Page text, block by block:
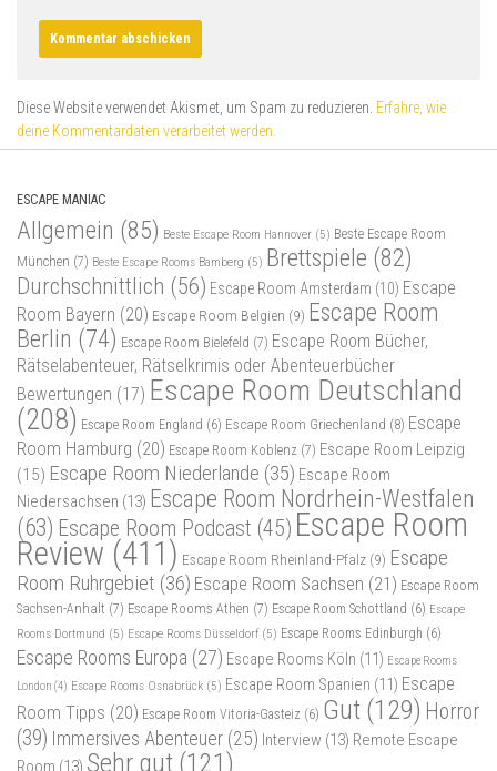
Diese Website verwendet Akismet, um Spam zu reduzieren. Erfahre, wie
deine Kommentardaten verarbeitet werden.
ESCAPE MANIAC
Allgemein (85) Beste Escape Room Hannover (5) Beste Escape Room
München (7) Beste Escape Rooms Bamberg (5) Brettspiele (82)
Durchschnittlich (56) Escape Room Amsterdam (10) Escape
Room Bayern (20) Escape Room Belgien (9) Escape Room
Berlin (74) Escape Room Bielefeld (7) Escape Room Bücher,
Rätselabenteuer, Rätselkrimis oder Abenteuerbücher
Bewertungen (17) Escape Room Deutschland
(208) Escape Room England (6) Escape Room Griechenland (8) Escape
Room Hamburg (20) Escape Room Koblenz (7) Escape Room Leipzig
(15) Escape Room Niederlande (35) Escape Room
Niedersachsen (13) Escape Room Nordrhein-Westfalen
(63) Escape Room Podcast (45) Escape Room
Review (411) Escape Room Rheinland-Pfalz (9) Escape
Room Ruhrgebiet (36) Escape Room Sachsen (21) Escape Room
Sachsen-Anhalt (7) Escape Rooms Athen (7) Escape Room Schottland (6) Escape
Rooms Dortmund (5) Escape Rooms Düsseldorf (5) Escape Rooms Edinburgh (6)
Escape Rooms Europa (27) Escape Rooms Köln (11) Escape Rooms
London (4) Escape Rooms Osnabrück (5) Escape Room Spanien (11) Escape
Room Tipps (20) Escape Room Vitoria-Gasteiz (6) Gut (129) Horror
(39) Immersives Abenteuer (25) Interview (13) Remote Escape
Sehr gut (121)